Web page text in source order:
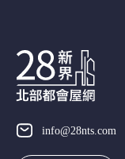
info@28nts.com